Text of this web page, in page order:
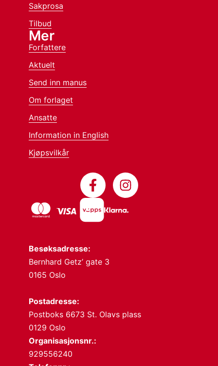
Besøksadresse:
Bernhard Getz’ gate 3
0165 Oslo
Postadresse:
Postboks 6673 St. Olavs plass
0129 Oslo
Organisasjonsnr.:
929556240
Sakprosa
Tilbud
Mer
Forfattere
Aktuelt
Send inn manus
Om forlaget
Ansatte
Information in English
Kjøpsvilkår